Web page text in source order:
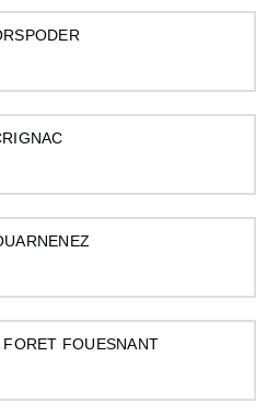
FOUESNANT